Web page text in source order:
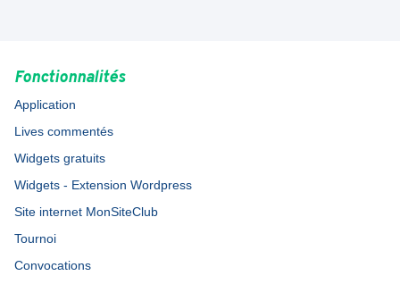
Fonctionnalités
Application
Lives commentés
Widgets gratuits
Widgets - Extension Wordpress
Site internet MonSiteClub
Tournoi
Convocations